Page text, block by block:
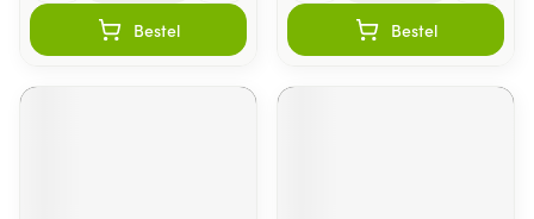
Bestel Bestel